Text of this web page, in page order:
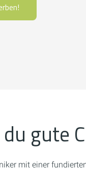
gute
mit einer